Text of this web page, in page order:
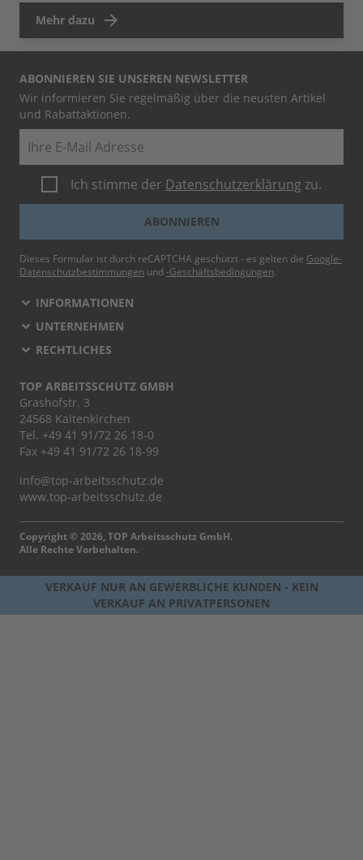
Mehr dazu
ABONNIEREN SIE UNSEREN NEWSLETTER
Wir informieren Sie regelmäßig über die neusten Artikel
und Rabattaktionen.
Ich stimme der Datenschutzerklärung zu.
ABONNIEREN
Dieses Formular ist durch reCAPTCHA geschützt - es gelten die Google-
Datenschutzbestimmungen und -Geschäftsbedingungen.
INFORMATIONEN
UNTERNEHMEN
RECHTLICHES
TOP ARBEITSSCHUTZ GMBH
Grashofstr. 3
24568 Kaltenkirchen
Tel. +49 41 91/72 26 18-0
Fax +49 41 91/72 26 18-99
info@top-arbeitsschutz.de
www.top-arbeitsschutz.de
Copyright © 2026, TOP Arbeitsschutz GmbH.
Alle Rechte Vorbehalten.
VERKAUF NUR AN GEWERBLICHE KUNDEN - KEIN
VERKAUF AN PRIVATPERSONEN